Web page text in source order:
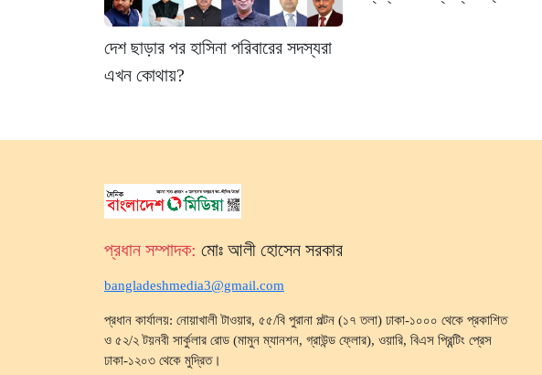
দেশ ছাড়ার পর হাসিনা পরিবারের সদস্যরা
এখন কোথায়?
প্রধান সম্পাদক: মোঃ আলী হোসেন সরকার
bangladeshmedia3@gmail.com
প্রধান কার্যালয়: নোয়াখালী টাওয়ার, ৫৫/বি পুরানা পল্টন (১৭ তলা) ঢাকা-১০০০ থেকে প্রকাশিত
ও ৫২/২ টয়নবী সার্কুলার রোড (মামুন ম্যানশন, গ্রাউন্ড ফ্লোর), ওয়ারি, বিএস প্রিন্টিং প্রেস
ঢাকা-১২০৩ থেকে মুদ্রিত।